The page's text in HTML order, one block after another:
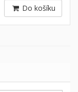
Do košíku